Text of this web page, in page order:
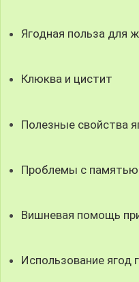
Ягодная польза для
Клюква и цистит
Полезные свойства
Проблемы с
Вишневая помощь
Использование ягод